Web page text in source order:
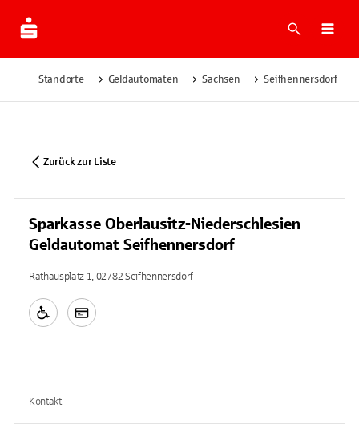
Suche
Standorte Geldautomaten Sachsen Seifhennersdorf
Zurück zur Liste
Sparkasse Oberlausitz-Niederschlesien
Geldautomat Seifhennersdorf
Rathausplatz 1, 02782 Seifhennersdorf
Kontakt